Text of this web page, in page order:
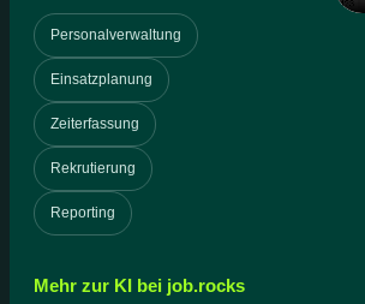
Personalverwaltung
Einsatzplanung
Zeiterfassung
Rekrutierung
Reporting
Mehr zur KI bei job.rocks